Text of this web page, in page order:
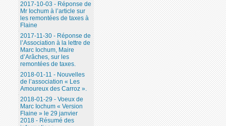
2017-10-03 - Réponse de
Mr Iochum à l’article sur
les remontées de taxes à
Flaine
2017-11-30 - Réponse de
l’Association à la lettre de
Marc Iochum, Maire
d’Arâches, sur les
remontées de taxes.
2018-01-11 - Nouvelles
de l’association « Les
Amoureux des Carroz ».
2018-01-29 - Voeux de
Marc Iochum « Version
Flaine » le 29 janvier
2018 - Résumé des